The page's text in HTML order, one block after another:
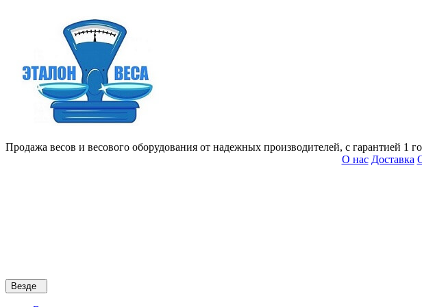
Продажа весов и весового оборудования от надежных производителей, с гарантией 1
О нас Доставка
Везде